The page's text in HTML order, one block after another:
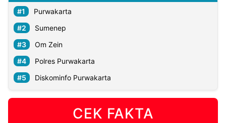
Purwakarta
Sumenep
Om Zein
Polres Purwakarta
Diskominfo Purwakarta
CEK FAKTA